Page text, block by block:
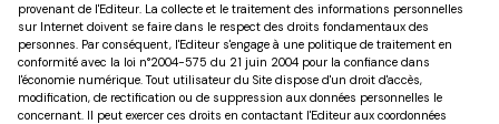
provenant de l'Editeur. La collecte et le traitement des informations personnelles
sur Internet doivent se faire dans le respect des droits fondamentaux des
personnes. Par conséquent, l'Editeur s'engage à une politique de traitement en
conformité avec la loi n°2004-575 du 21 juin 2004 pour la confiance dans
l'économie numérique. Tout utilisateur du Site dispose d'un droit d'accès,
modification, de rectification ou de suppression aux données personnelles le
concernant. Il peut exercer ces droits en contactant l'Editeur aux coordonnées